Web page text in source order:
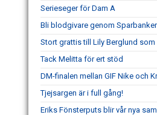
Serieseger för Dam A
Bli blodgivare genom
Stort grattis till Lily Berglund
Tack Melitta för ert stöd
DM-finalen mellan GIF Nike och
Tjejsargen är i full gång!
Eriks Fönsterputs blir vår nya